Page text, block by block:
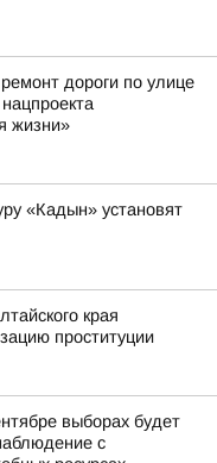
дороги по улице
жизни»
«Кадын» установят
края
проституции
выборах будет
с